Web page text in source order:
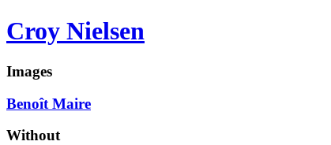
Croy Nielsen
Images
Benoît Maire
Without